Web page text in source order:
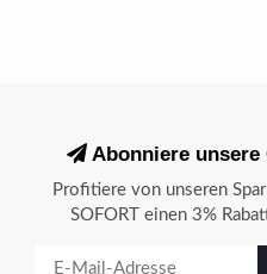
Abonniere
Profitiere von unseren
SOFORT einen 3%